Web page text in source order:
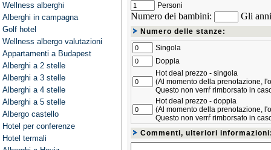
Wellness alberghi
Alberghi in campagna
Golf hotel
Wellness albergo valutazioni
Appartamenti a Budapest
Alberghi a 2 stelle
Alberghi a 3 stelle
Alberghi a 4 stelle
Alberghi a 5 stelle
Albergo castello
Hotel per conferenze
Hotel termali
Personi
Numero dei bambini: Gli
Numero delle stanze:
Singola
Doppia
Hot deal prezzo - singola
(Al momento della prenotazione,
Questo non verrŕ rimborsato in
Hot deal prezzo - doppia
(Al momento della prenotazione,
Questo non verrŕ rimborsato in
Commenti, ulteriori